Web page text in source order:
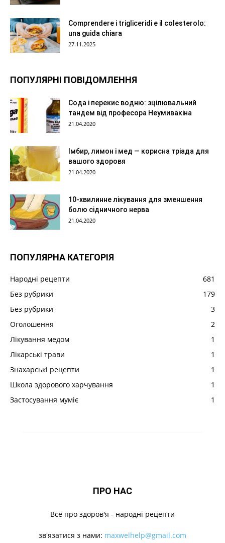
Comprendere i trigliceridi e il colesterolo:
una guida chiara
27.11.2025
ПОПУЛЯРНІ ПОВІДОМЛЕННЯ
Сода і перекис водню: зцілювальний
тандем від професора Неумивакіна
21.04.2020
Імбир, лимон і мед — корисна тріада для
вашого здоровя
21.04.2020
10-хвилинне лікування для зменшення
болю сідничного нерва
21.04.2020
ПОПУЛЯРНА КАТЕГОРІЯ
Народні рецепти
681
Без рубрики
179
Без рубрики
3
Оголошення
2
Лікування медом
1
Лікарські трави
1
Знахарські рецепти
1
Школа здорового харчування
1
Застосування муміє
1
ПРО НАС
Все про здоров'я - народні рецепти
зв'язатися з нами: maxwelhelp@gmail.com